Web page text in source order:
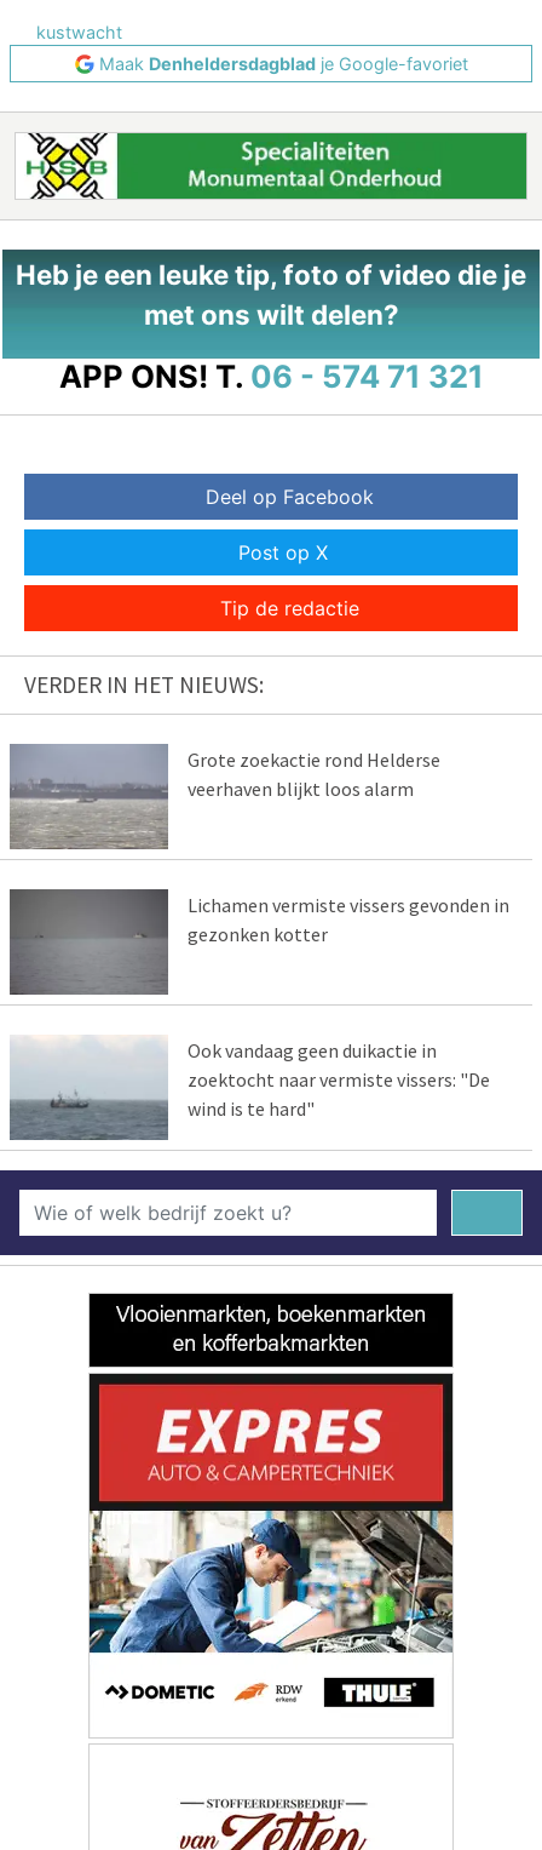
kustwacht
Maak Denheldersdagbladje Google-favoriet
Heb je een leuke tip, foto of video die je
met ons wilt delen?
APP ONS! T. 06 - 574 71 321
Deel op Facebook
Post op X
Tip de redactie
VERDER IN HET NIEUWS:
Grote zoekactie rond Helderse
veerhaven blijkt loos alarm
Lichamen vermiste vissers gevonden in
gezonken kotter
Ook vandaag geen duikactie in
zoektocht naar vermiste vissers: "De
wind is te hard"